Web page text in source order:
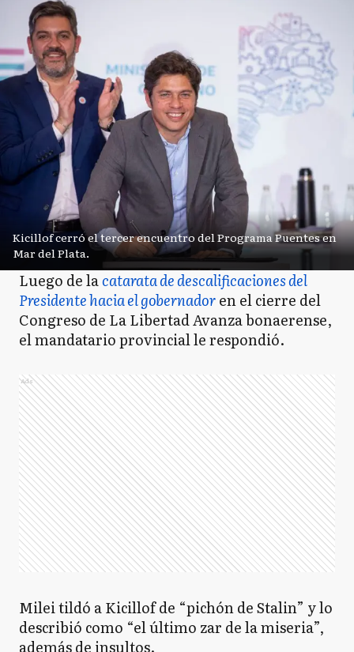
Kicillof cerró el tercer encuentro del Programa Puentes en
Mar del Plata.
Luego de lacatarata de descalificaciones del
Presidente hacia el gobernadoren el cierre del
Congreso de La Libertad Avanza bonaerense,
el mandatario provincial le respondió.
Ads
Milei tildó a Kicillof de “pichón de Stalin” y lo
describió como “el último zar de la miseria”,
además de insultos.